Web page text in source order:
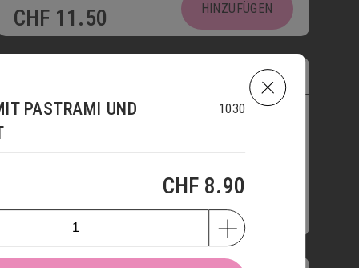
CHF 11.50 HINZUFÜGEN
2701
PRODUKTINFORMATIONEN
CHF1.60 HINZUFÜGEN
PASTRAMI UND
1030
CHF 8.90